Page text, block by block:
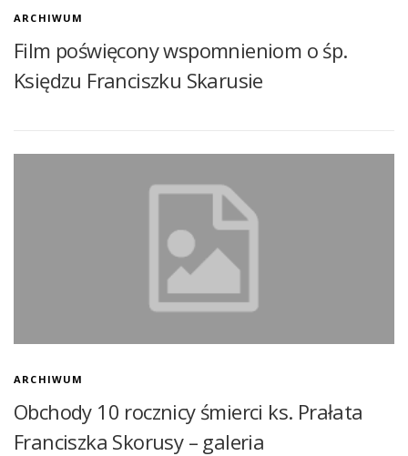
ARCHIWUM
Film poświęcony wspomnieniom o śp.
Księdzu Franciszku Skarusie
ARCHIWUM
Obchody 10 rocznicy śmierci ks. Prałata
Franciszka Skorusy – galeria